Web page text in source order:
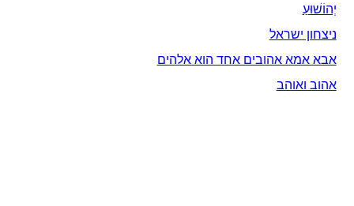
יְהוֹשׁוּעַ
ניצחון ישראל
אבא אמא אהובים אחד הוא אלהים
אהוב ואוהב